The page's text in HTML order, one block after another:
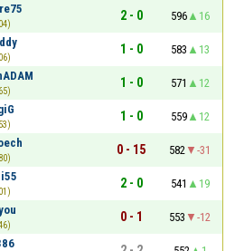
2 - 0 596
16
1 - 0 583
13
1 - 0 571
12
1 - 0 559
12
0 - 15 582
-31
2 - 0 541
19
0 - 1 553
-12